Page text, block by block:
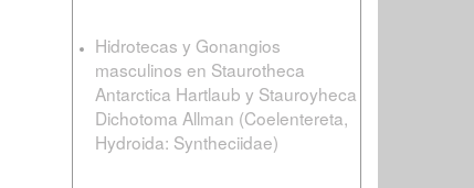
Hidrotecas y Gonangios
masculinos en Staurotheca
Antarctica Hartlaub y Stauroyheca
Dichotoma Allman (Coelentereta,
Hydroida: Syntheciidae)